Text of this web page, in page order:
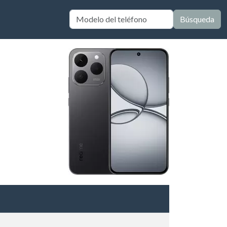
Búsqueda